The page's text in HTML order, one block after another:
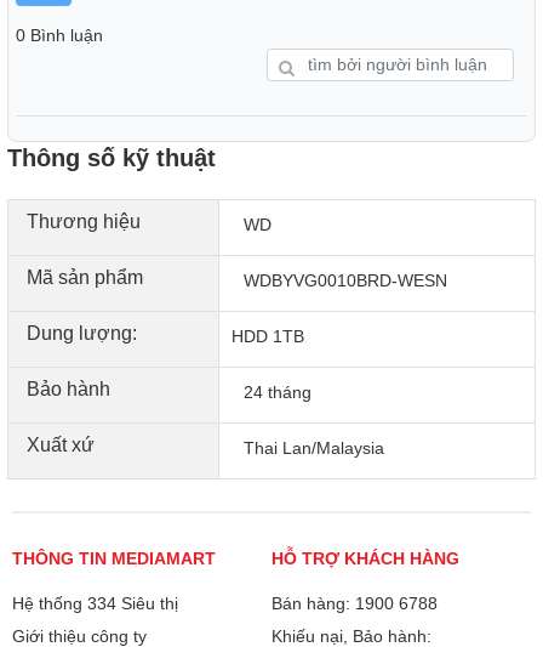
0 Bình luận
Thông số kỹ thuật
Thương hiệu WD
Mã sản phẩm WDBYVG0010BRD-WESN
Dung lượng: HDD 1TB
Bảo hành 24 tháng
Xuất xứ Thai Lan/Malaysia
THÔNG TIN MEDIAMART
Hệ thống 334 Siêu thị
Giới thiệu công ty
HỖ TRỢ KHÁCH HÀNG
Bán hàng: 1900 6788
Khiếu nại, Bảo hành: